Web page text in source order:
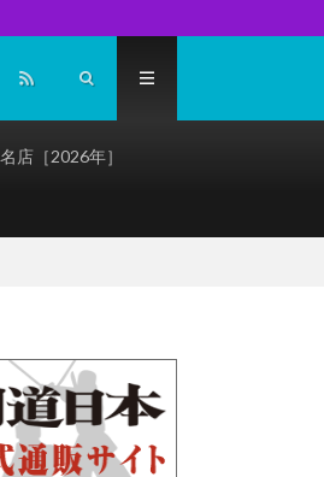
店［2026年］